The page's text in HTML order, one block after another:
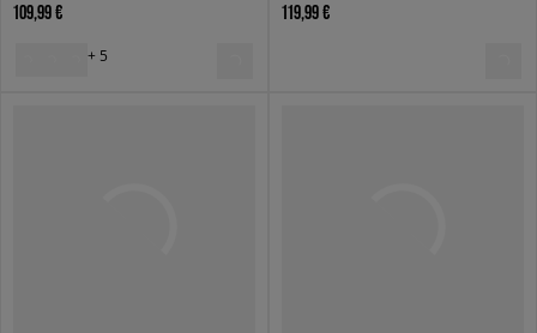
109,99 €
+ 5
119,99 €